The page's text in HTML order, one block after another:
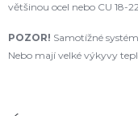
většinou ocel nebo CU 18-
POZOR! Samotížné
Nebo mají velké výkyvy